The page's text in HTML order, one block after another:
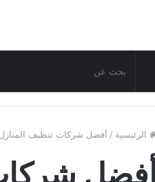
الرئيسية / أفضل شركات تنظيف
أفضل